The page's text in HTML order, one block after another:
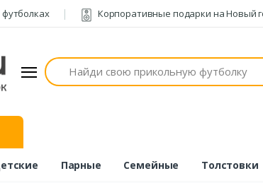
Корпоративные подарки на Новый
Поиск
Парные Семейные Толстовки